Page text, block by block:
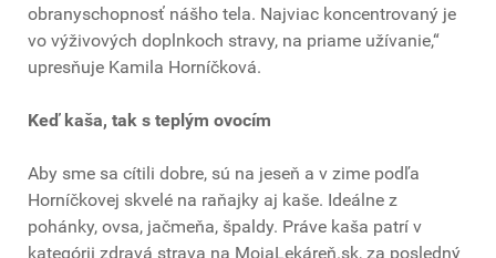
obranyschopnosť nášho tela. Najviac koncentrovaný je
vo výživových doplnkoch stravy, na priame užívanie,“
upresňuje Kamila Horníčková.
Keď kaša, tak s teplým ovocím
Aby sme sa cítili dobre, sú na jeseň a v zime podľa
Horníčkovej skvelé na raňajky aj kaše. Ideálne z
pohánky, ovsa, jačmeňa, špaldy. Práve kaša patrí v
kategórii zdravá strava na MojaLekáreň.sk, za posledný